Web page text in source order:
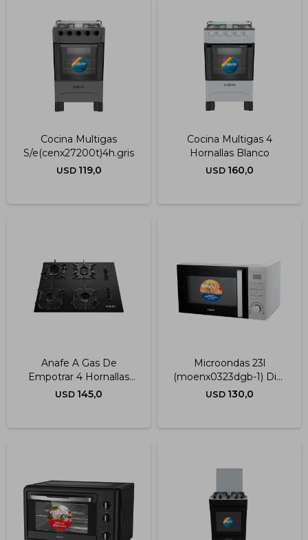
Cocina Multigas
S/e(cenx27200t)4h.gris
USD 119,0
Cocina Multigas 4
Hornallas Blanco
USD 160,0
Anafe A Gas De
Empotrar 4 Hornallas
Negro
USD 145,0
Microondas 23l
(moenx0323dgb-1) Dig.
Blanc
USD 130,0